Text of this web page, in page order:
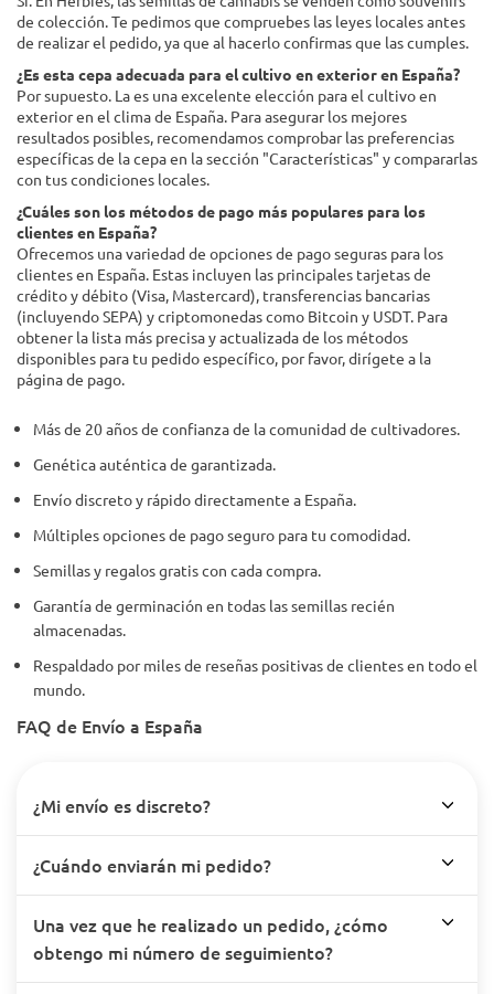
de colección. Te pedimos que compruebes las leyes locales antes
de realizar el pedido, ya que al hacerlo confirmas que las cumples.
¿Es esta cepa adecuada para el cultivo en exterior en España?
Por supuesto. La es una excelente elección para el cultivo en
exterior en el clima de España. Para asegurar los mejores
resultados posibles, recomendamos comprobar las preferencias
específicas de la cepa en la sección "Características" y compararlas
con tus condiciones locales.
¿Cuáles son los métodos de pago más populares para los
clientes en España?
Ofrecemos una variedad de opciones de pago seguras para los
clientes en España. Estas incluyen las principales tarjetas de
crédito y débito (Visa, Mastercard), transferencias bancarias
(incluyendo SEPA) y criptomonedas como Bitcoin y USDT. Para
obtener la lista más precisa y actualizada de los métodos
disponibles para tu pedido específico, por favor, dirígete a la
página de pago.
Más de 20 años de confianza de la comunidad de cultivadores.
Genética auténtica de garantizada.
Envío discreto y rápido directamente a España.
Múltiples opciones de pago seguro para tu comodidad.
Semillas y regalos gratis con cada compra.
Garantía de germinación en todas las semillas recién
almacenadas.
Respaldado por miles de reseñas positivas de clientes en todo el
mundo.
FAQ de Envío a España
¿Mi envío es discreto?
¿Cuándo enviarán mi pedido?
Una vez que he realizado un pedido, ¿cómo
obtengo mi número de seguimiento?